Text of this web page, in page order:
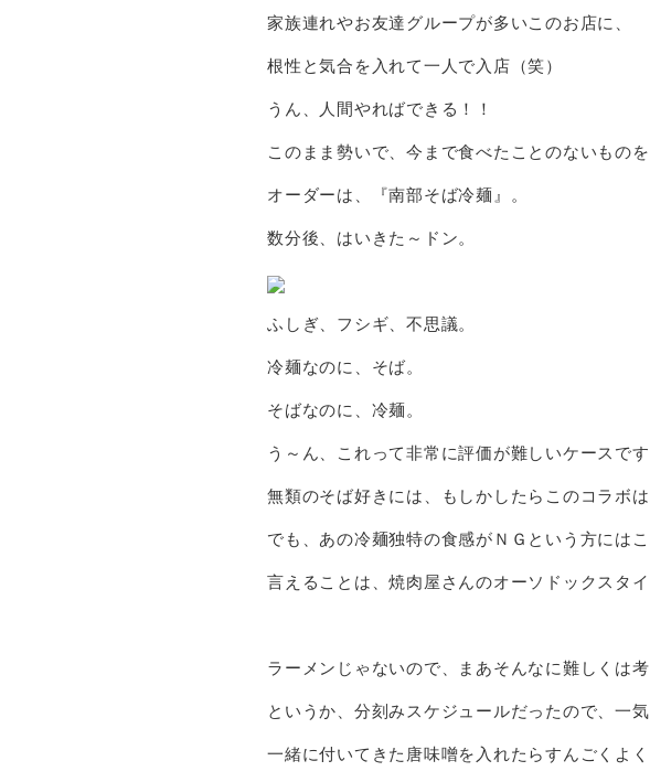
家族連れやお友達グループが多いこのお店に、
根性と気合を入れて一人で入店（笑）
うん、人間やればできる！！
このまま勢いで、今まで食べたことのないものを
オーダーは、『南部そば冷麺』。
数分後、はいきた～ドン。
ふしぎ、フシギ、不思議。
冷麺なのに、そば。
そばなのに、冷麺。
う～ん、これって非常に評価が難しいケースです
無類のそば好きには、もしかしたらこのコラボは
でも、あの冷麺独特の食感がＮＧという方には
言えることは、焼肉屋さんのオーソドックスタ
ラーメンじゃないので、まあそんなに難しくは考
というか、分刻みスケジュールだったので、一気
一緒に付いてきた唐味噌を入れたらすんごくよく